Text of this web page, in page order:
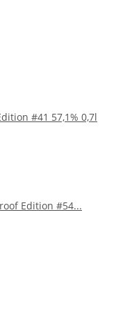
#41 57,1% 0,7l